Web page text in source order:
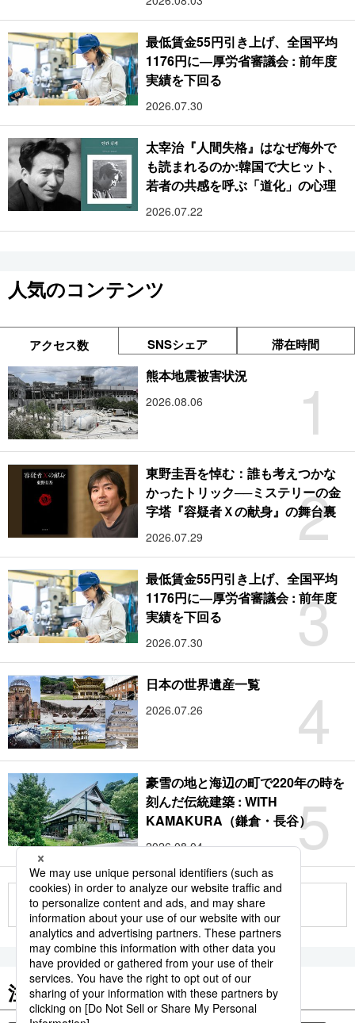
最低賃金55円引き上げ、全国平均
1176円に―厚労省審議会 : 前年度
実績を下回る
2026.07.30
太宰治『人間失格』はなぜ海外で
も読まれるのか:韓国で大ヒット、
若者の共感を呼ぶ「道化」の心理
2026.07.22
人気のコンテンツ
アクセス数 SNSシェア 滞在時間
1
熊本地震被害状況
2026.08.06
2
東野圭吾を悼む：誰も考えつかな
かったトリック──ミステリーの金
字塔『容疑者Ｘの献身』の舞台裏
2026.07.29
3
最低賃金55円引き上げ、全国平均
1176円に―厚労省審議会 : 前年度
実績を下回る
2026.07.30
4
日本の世界遺産一覧
2026.07.26
5
豪雪の地と海辺の町で220年の時を
刻んだ伝統建築 : WITH
KAMAKURA（鎌倉・長谷）
2026.08.04
もっと見る
注目のキーワード